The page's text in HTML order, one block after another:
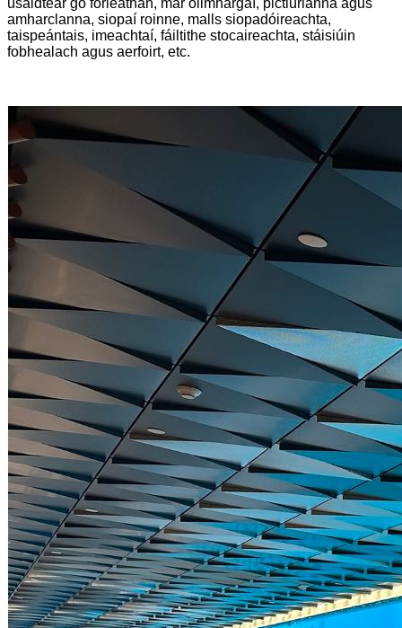
amharclanna, siopaí roinne, malls siopadóireachta,
taispeántais, imeachtaí, fáiltithe stocaireachta, stáisiúin
fobhealach agus aerfoirt, etc.